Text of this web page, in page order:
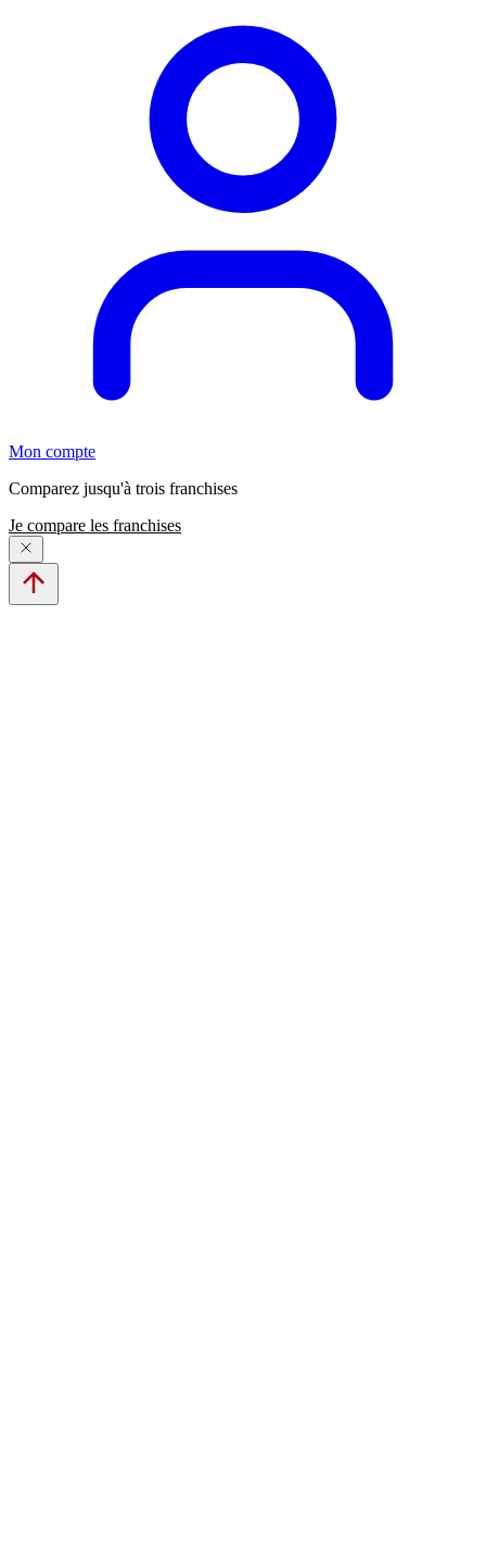
Mon compte
Comparez jusqu'à trois franchises
Je compare les franchises